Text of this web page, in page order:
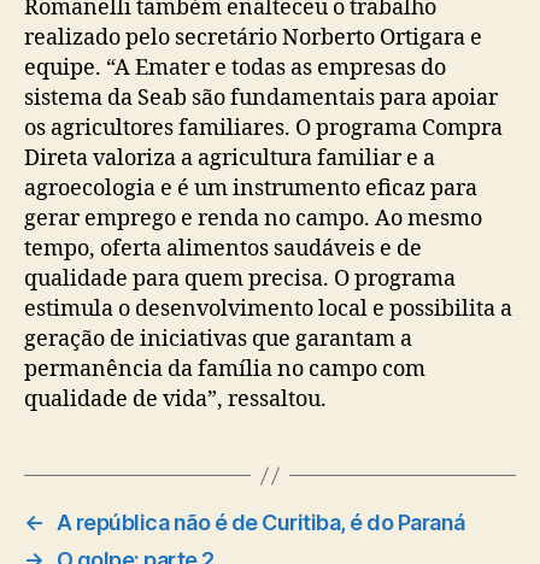
Romanelli também enalteceu o trabalho
realizado pelo secretário Norberto Ortigara e
equipe. “A Emater e todas as empresas do
sistema da Seab são fundamentais para apoiar
os agricultores familiares. O programa Compra
Direta valoriza a agricultura familiar e a
agroecologia e é um instrumento eficaz para
gerar emprego e renda no campo. Ao mesmo
tempo, oferta alimentos saudáveis e de
qualidade para quem precisa. O programa
estimula o desenvolvimento local e possibilita a
geração de iniciativas que garantam a
permanência da família no campo com
qualidade de vida”, ressaltou.
←
A república não é de Curitiba, é do Paraná